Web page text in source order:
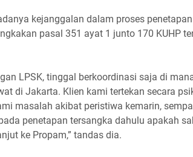
kejanggalan dalam proses
pasal 351 ayat 1 junto 170 KUHP
LPSK, tinggal berkoordinasi saja di
di Jakarta. Klien kami tertekan secara
masalah akibat peristiwa kemarin,
penetapan tersangka dahulu apakah
ke Propam,” tandas dia.